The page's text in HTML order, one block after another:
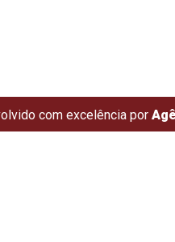
com excelência por